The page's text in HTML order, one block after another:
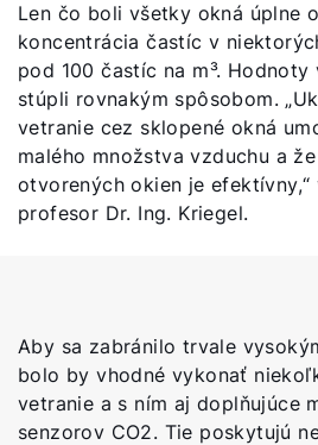
Len čo boli všetky okná úplne
koncentrácia častíc v
pod 100 častíc na m³.
stúpli rovnakým spôsobom.
vetranie cez sklopené okná
malého množstva vzduchu a
otvorených okien je efektívny,“
profesor Dr. Ing. Kriegel.
Aby sa zabránilo trvale
bolo by vhodné vykonať
vetranie a s ním aj doplňujúce
senzorov CO2. Tie poskytujú
Nájdite si odborníka
Dôležité odkazy
Obchodný tím
Dotácie